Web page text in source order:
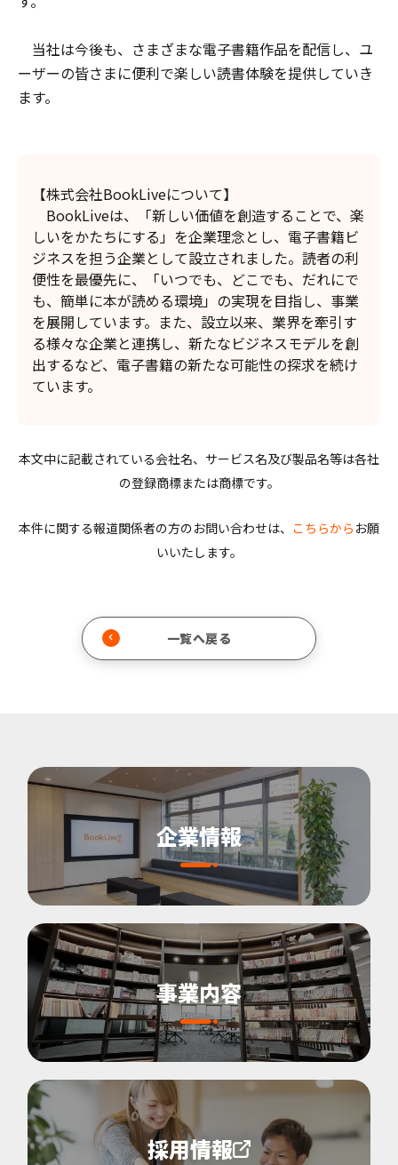
当社は今後も、さまざまな電子書籍作品を配信し、ユ
ーザーの皆さまに便利で楽しい読書体験を提供していき
ます。
【株式会社BookLiveについて】
BookLiveは、「新しい価値を創造することで、楽
しいをかたちにする」を企業理念とし、電子書籍ビ
ジネスを担う企業として設立されました。読者の利
便性を最優先に、「いつでも、どこでも、だれにで
も、簡単に本が読める環境」の実現を目指し、事業
を展開しています。また、設立以来、業界を牽引す
る様々な企業と連携し、新たなビジネスモデルを創
出するなど、電子書籍の新たな可能性の探求を続け
ています。
本文中に記載されている会社名、サービス名及び製品名等は各社
の登録商標または商標です。
本件に関する報道関係者の方のお問い合わせは、 こちらから お願
いいたします。
一覧へ戻る
企業情報
事業内容
採用情報